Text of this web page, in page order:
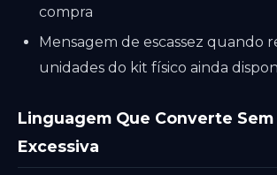
compra
Mensagem de escassez quando
unidades do kit físico ainda
Linguagem Que Converte
Excessiva